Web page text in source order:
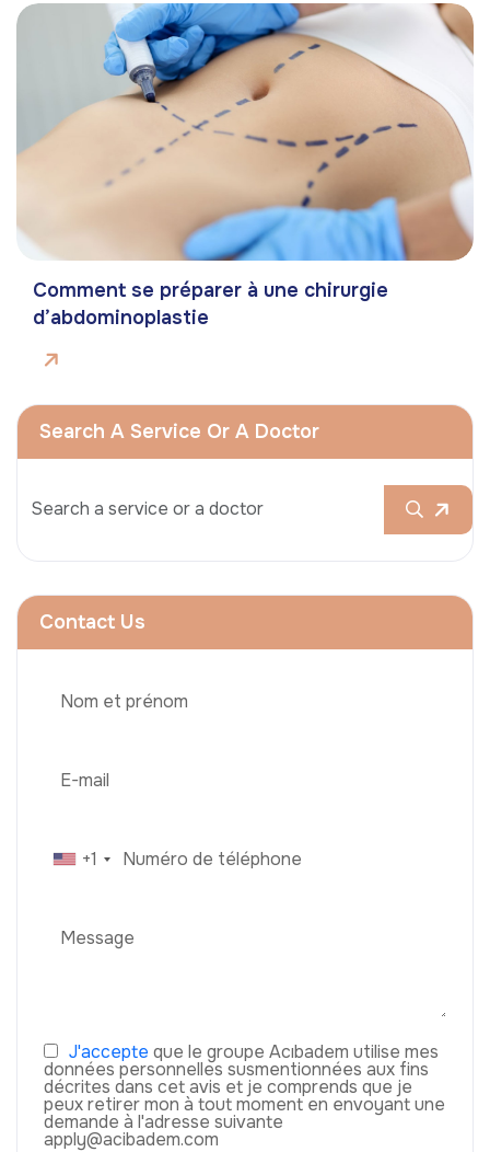
Comment se préparer à une chirurgie
d’abdominoplastie
Search A Service Or A Doctor
Contact Us
+1
J'accepte que le groupe Acıbadem utilise mes
données personnelles susmentionnées aux fins
décrites dans cet avis et je comprends que je
peux retirer mon à tout moment en envoyant une
demande à l'adresse suivante
apply@acibadem.com